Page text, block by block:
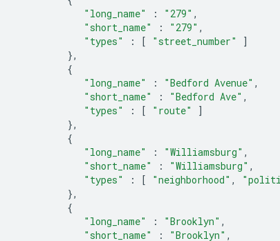
"long_name"
: "279" ,
"short_name"
: "279" ,
"types"
: [ "street_number"
]
},
{
"long_name"
: "Bedford Avenue" ,
"short_name"
: "Bedford Ave" ,
"types"
: [ "route"
]
},
{
"long_name"
: "Williamsburg" ,
"short_name"
: "Williamsburg" ,
"types"
: [ "neighborhood" ,
},
{
"long_name"
: "Brooklyn" ,
"short_name"
: "Brooklyn" ,